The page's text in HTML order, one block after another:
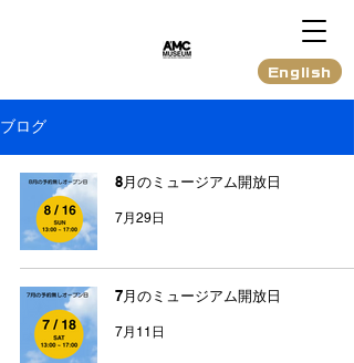
English
ブログ
8月のミュージアム開放日
7月29日
7月のミュージアム開放日
7月11日